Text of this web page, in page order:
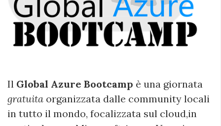
Il Global Azure Bootcamp è una giornata
gratuita organizzata dalle community locali
in tutto il mondo, focalizzata sul cloud,in